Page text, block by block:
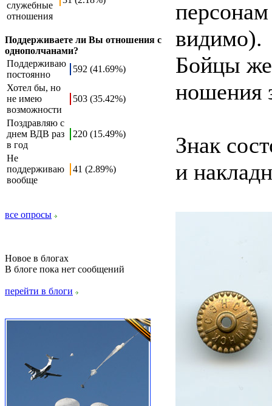
служебные
отношения
Поддерживаете ли Вы отношения с
однополчанами?
Поддерживаю
постоянно
592 (41.69%)
Хотел бы, но
не имею
возможности
503 (35.42%)
Поздравляю с
днем ВДВ раз
в год
220 (15.49%)
Не
поддерживаю
вообще
41 (2.89%)
все опросы
Новое в блогах
В блоге пока нет сообщений
перейти в блоги
видимо).
Бойцы
ношения
Знак
и